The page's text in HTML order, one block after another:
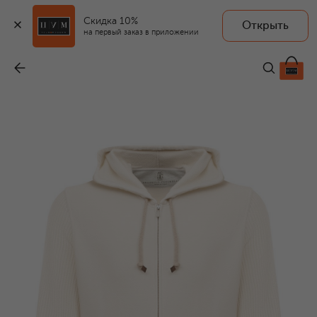
Скидка 10%
на первый заказ в приложении
Открыть
128 000 ₽